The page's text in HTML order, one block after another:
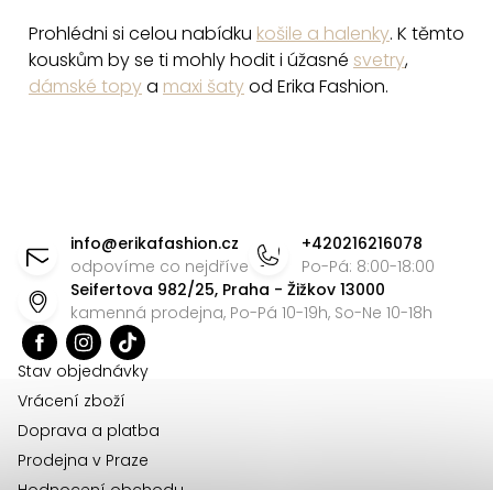
u
Prohlédni si celou nabídku košile a halenky. K těmto
kouskům by se ti mohly hodit i úžasné svetry,
dámské topya maxi šatyod Erika Fashion.
info@erikafashion.cz
odpovíme co nejdříve
+420216216078
Po-Pá: 8:00-18:00
Seifertova 982/25, Praha - Žižkov 13000
kamenná prodejna, Po-Pá 10-19h, So-Ne 10-18h
Stav objednávky
Vrácení zboží
Doprava a platba
Prodejna v Praze